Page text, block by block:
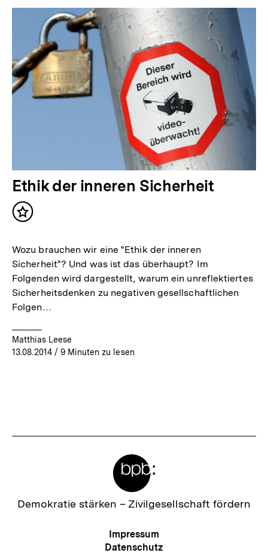
Ethik der inneren Sicherheit
Inhalt
Wozu brauchen wir eine "Ethik der inneren
Sicherheit"? Und was ist das überhaupt? Im
Folgenden wird dargestellt, warum ein unreflektiertes
Sicherheitsdenken zu negativen gesellschaftlichen
Folgen…
Matthias Leese
13.08.2014/ 9 Minuten zu lesen
Zur
Demokratie stärken – Zivilgesellschaft fördern
Meta-
Navigation
Impressum
Datenschutz